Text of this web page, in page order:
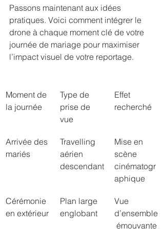
Passons maintenant aux idées
pratiques. Voici comment intégrer le
drone à chaque moment clé de votre
journée de mariage pour maximiser
l’impact visuel de votre reportage.
Moment de
la journée
Type de
prise de
vue
Effet
recherché
Arrivée des
mariés
Travelling
aérien
descendant
Mise en
scène
cinématogr
aphique
Cérémonie
en extérieur
Plan large
englobant
Vue
d’ensemble
émouvante